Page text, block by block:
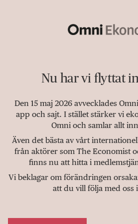
Nu har vi flyttat
Den 15 maj 2026 avvecklades
app och sajt. I stället stärker vi
Omni och samlar allt
Även det bästa av vårt
från aktörer som The Economist
finns nu att hitta i
Vi beklagar om förändringen
att du vill följa med oss